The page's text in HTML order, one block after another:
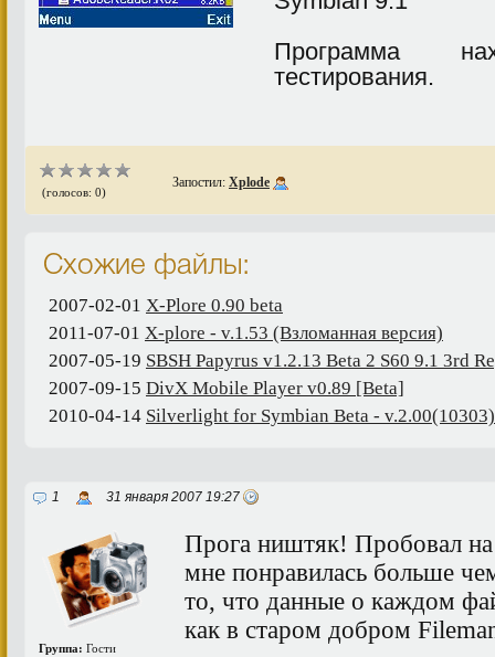
Программа
тестирования.
(голосов: 0)
Запостил: Xplode
Схожие файлы:
2007-02-01 X-Plore 0.90 beta
2011-07-01 X-plore - v.1.53 (Взломанная версия)
2007-05-19 SBSH Papyrus v1.2.13 Beta 2 S60 9.1 3rd
2007-09-15 DivX Mobile Player v0.89 [Beta]
2010-04-14 Silverlight for Symbian Beta - v.2.00(10303)
1 31 января 2007 19:27
Группа: Гости
Прога ништяк! Пробовал
мне понравилась больше
то, что данные о каждом
как в старом добром